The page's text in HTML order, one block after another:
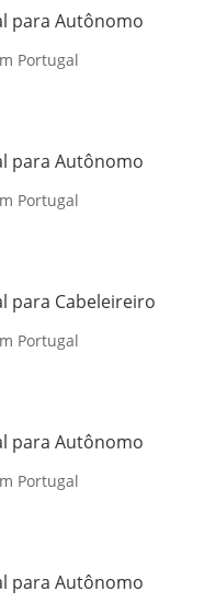
para Autônomo
Portugal
para Autônomo
Portugal
para Cabeleireiro
Portugal
para Autônomo
Portugal
para Autônomo